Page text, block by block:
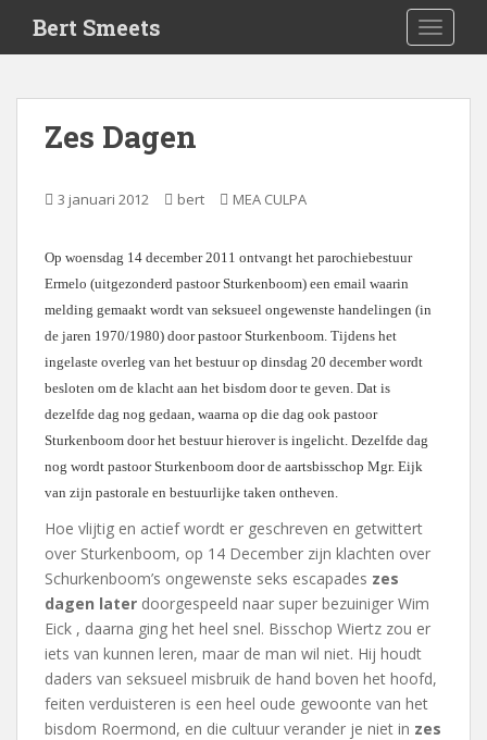
i
Bert Smeets
Zes Dagen
3 januari 2012 bert MEA CULPA
Op woensdag 14 december 2011 ontvangt het parochiebestuur
Ermelo (uitgezonderd pastoor Sturkenboom) een email waarin
melding gemaakt wordt van seksueel ongewenste handelingen (in
de jaren 1970/1980) door pastoor Sturkenboom. Tijdens het
ingelaste overleg van het bestuur op dinsdag 20 december wordt
besloten om de klacht aan het bisdom door te geven. Dat is
dezelfde dag nog gedaan, waarna op die dag ook pastoor
Sturkenboom door het bestuur hierover is ingelicht. Dezelfde dag
nog wordt pastoor Sturkenboom door de aartsbisschop Mgr. Eijk
van zijn pastorale en bestuurlijke taken ontheven.
Hoe vlijtig en actief wordt er geschreven en getwittert
over Sturkenboom, op 14 December zijn klachten over
Schurkenboom’s ongewenste seks escapades zes
dagen later doorgespeeld naar super bezuiniger Wim
Eick , daarna ging het heel snel. Bisschop Wiertz zou er
iets van kunnen leren, maar de man wil niet. Hij houdt
daders van seksueel misbruik de hand boven het hoofd,
feiten verduisteren is een heel oude gewoonte van het
bisdom Roermond, en die cultuur verander je niet in zes